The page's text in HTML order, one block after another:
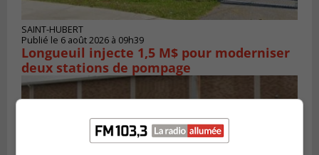
SAINT-HUBERT
Publié le 6 août 2026 à 09h39
Longueuil injecte 1,5 M$ pour moderniser
deux stations de pompage